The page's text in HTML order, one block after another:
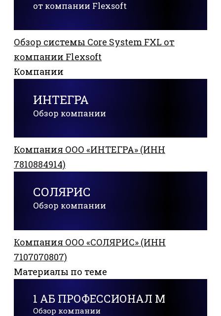
от компании Flexsoft
Обзор системы Core System FXL от
компании Flexsoft
Компании
ИНТЕГРА
Обзор компании
Компания ООО «ИНТЕГРА» (ИНН
7810884914)
СОЛЯРИС
Обзор компании
Компания ООО «СОЛЯРИС» (ИНН
7107070807)
Материалы по теме
1 АБ ПРОФЕССИОНАЛ М
Обзор компании